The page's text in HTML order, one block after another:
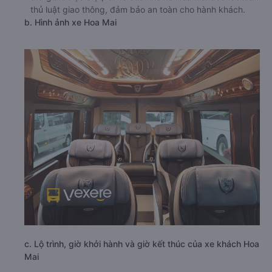
thủ luật giao thông, đảm bảo an toàn cho hành khách.
b. Hình ảnh xe Hoa Mai
c. Lộ trình, giờ khởi hành và giờ kết thúc của xe khách Hoa
Mai